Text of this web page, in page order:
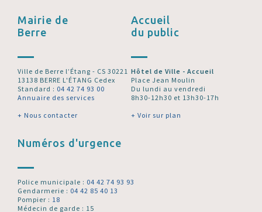
Mairie de
Berre
Ville de Berre l’Étang - CS 30221
13138 BERRE L'ÉTANG Cedex
Standard : 04 42 74 93 00
Annuaire des services
+ Nous contacter
Accueil
du public
Hôtel de Ville - Accueil
Place Jean Moulin
Du lundi au vendredi
8h30-12h30 et 13h30-17h
+ Voir sur plan
Numéros d'urgence
Police municipale : 04 42 74 93 93
Gendarmerie : 04 42 85 40 13
Pompier : 18
Médecin de garde : 15